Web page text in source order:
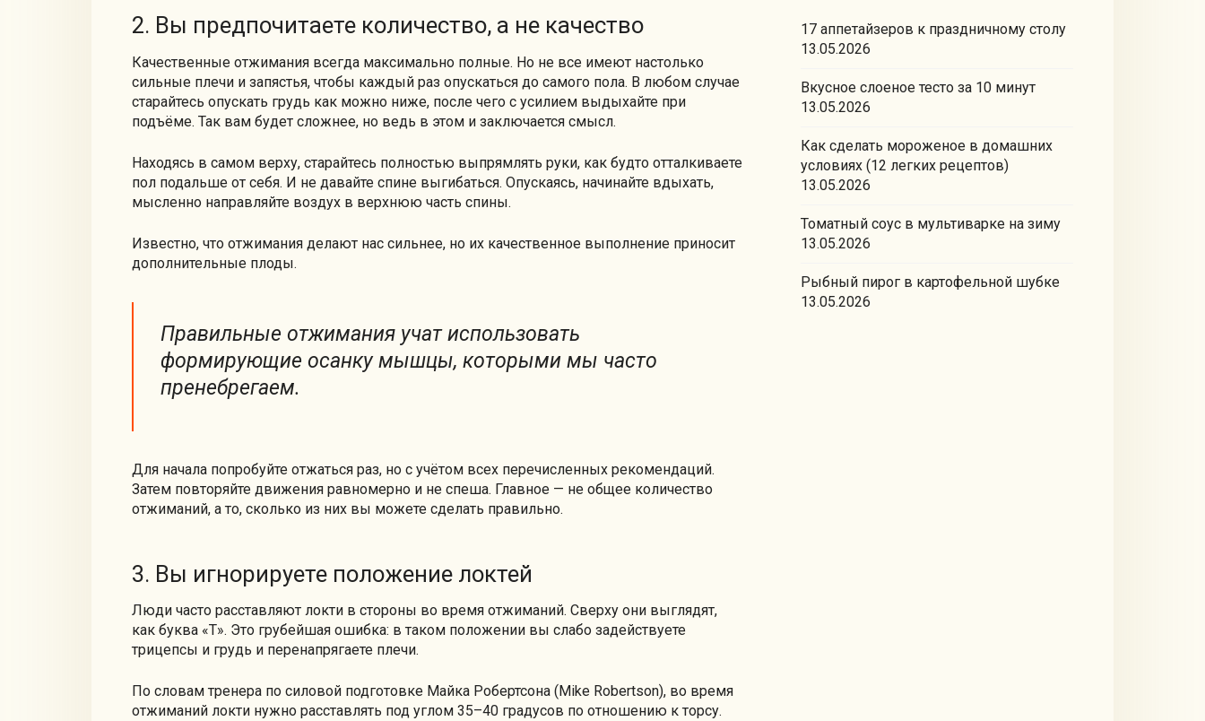
2. Вы предпочитаете количество, а не качество
Качественные отжимания всегда максимально полные. Но не все имеют настолько
сильные плечи и запястья, чтобы каждый раз опускаться до самого пола. В любом случае
старайтесь опускать грудь как можно ниже, после чего с усилием выдыхайте при
подъёме. Так вам будет сложнее, но ведь в этом и заключается смысл.
Находясь в самом верху, старайтесь полностью выпрямлять руки, как будто отталкиваете
пол подальше от себя. И не давайте спине выгибаться. Опускаясь, начинайте вдыхать,
мысленно направляйте воздух в верхнюю часть спины.
Известно, что отжимания делают нас сильнее, но их качественное выполнение приносит
дополнительные плоды.
Правильные отжимания учат использовать
формирующие осанку мышцы, которыми мы часто
пренебрегаем.
Для начала попробуйте отжаться раз, но с учётом всех перечисленных рекомендаций.
Затем повторяйте движения равномерно и не спеша. Главное — не общее количество
отжиманий, а то, сколько из них вы можете сделать правильно.
3. Вы игнорируете положение локтей
Люди часто расставляют локти в стороны во время отжиманий. Сверху они выглядят,
как буква «Т». Это грубейшая ошибка: в таком положении вы слабо задействуете
трицепсы и грудь и перенапрягаете плечи.
По словам тренера по силовой подготовке Майка Робертсона (Mike Robertson), во время
отжиманий локти нужно расставлять под углом 35–40 градусов по отношению к торсу.
17 аппетайзеров к праздничному столу
13.05.2026
Вкусное слоеное тесто за 10 минут
13.05.2026
Как сделать мороженое в домашних
условиях (12 легких рецептов)
13.05.2026
Томатный соус в мультиварке на зиму
13.05.2026
Рыбный пирог в картофельной шубке
13.05.2026